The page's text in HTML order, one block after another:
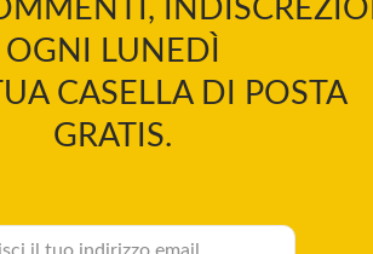
OGNI LUNEDÌ
CASELLA DI POSTA
GRATIS.